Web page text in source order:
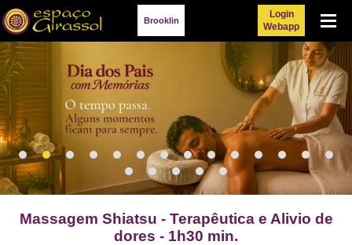
Login
WebappMenu
Brooklin
Massagem Shiatsu - Terapêutica e Alivio de
dores - 1h30 min.